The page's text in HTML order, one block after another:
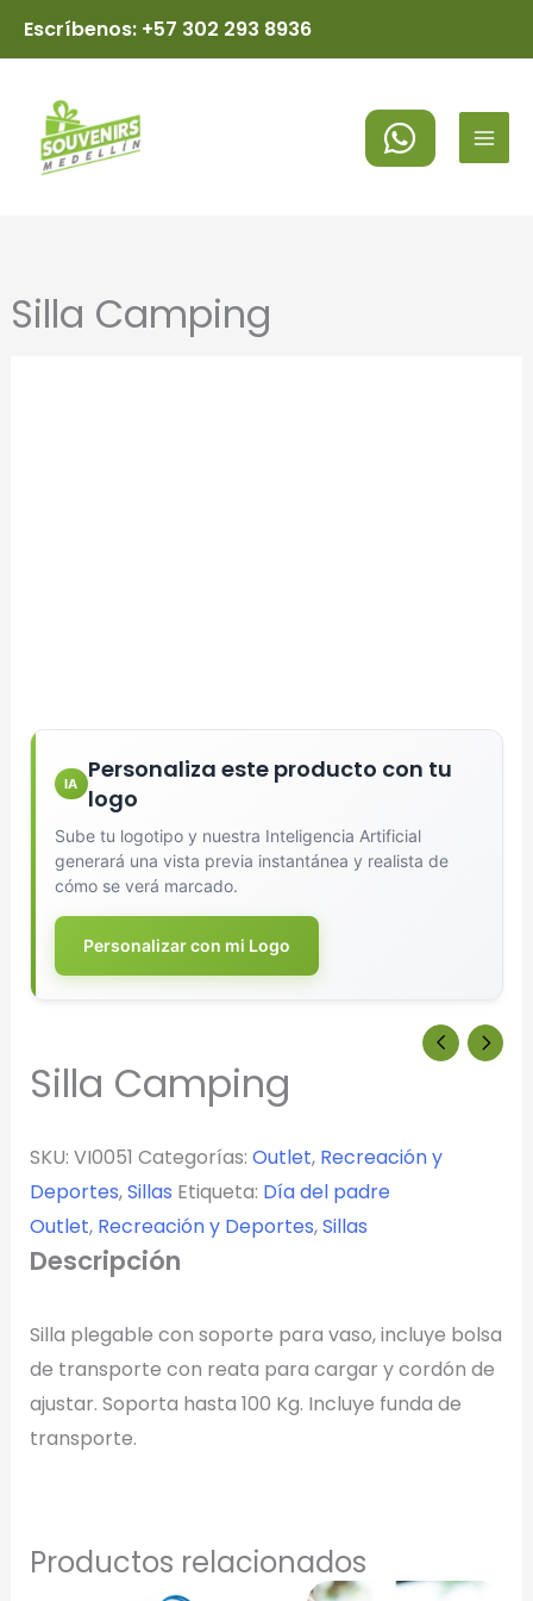
Escríbenos: +57 302 293 8936
Silla Camping
IA
Personaliza este producto con tu
logo
Sube tu logotipo y nuestra Inteligencia Artificial
generará una vista previa instantánea y realista de
cómo se verá marcado.
Personalizar con mi Logo
Diseñador de Vistas Previas
con IA
Arrastra y suelta tu logotipo aquí
Silla Camping
SKU: VI0051 Categorías: Outlet, Recreación y
Deportes,Sillas Etiqueta: Día del padre
Outlet, Recreación y Deportes,Sillas
Descripción
Silla plegable con soporte para vaso, incluye bolsa
de transporte con reata para cargar y cordón de
ajustar. Soporta hasta 100 Kg. Incluye funda de
transporte.
Productos relacionados